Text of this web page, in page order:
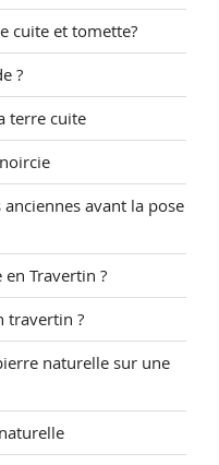
cuite et tomette?
?
terre cuite
avant la pose
Travertin ?
travertin ?
naturelle sur une